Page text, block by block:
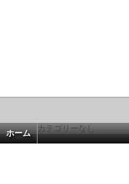
ホーム カテゴリーなし